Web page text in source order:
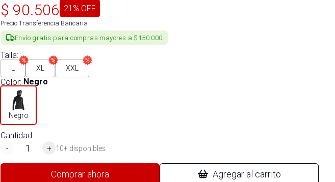
$ 90.506 21 % OFF
Precio Transferencia Bancaria
Envío gratis para compras mayores a $150.000
Talla:
L XL XXL
Color: Negro
Negro
Cantidad:
-
+ 10+ disponibles
Comprar ahora Agregar al carrito